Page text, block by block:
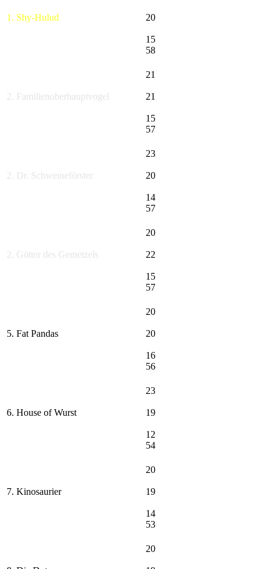
1. Shy-Hulud 20
15
58
2. Familienoberhauptvogel
21
21
15
57
2. Dr. Schweineförster
23
20
14
57
2. Götter des Gemetzels
20
22
15
57
5. Fat Pandas
20
20
16
56
6. House of Wurst
23
19
12
54
7. Kinosaurier
20
19
14
53
20